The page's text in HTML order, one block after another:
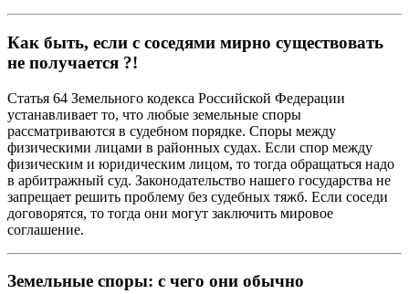
Как быть, если с соседями мирно существовать
не получается ?!
Статья 64 Земельного кодекса Российской Федерации
устанавливает то, что любые земельные споры
рассматриваются в судебном порядке. Споры между
физическими лицами в районных судах. Если спор между
физическим и юридическим лицом, то тогда обращаться надо
в арбитражный суд. Законодательство нашего государства не
запрещает решить проблему без судебных тяжб. Если соседи
договорятся, то тогда они могут заключить мировое
соглашение.
Земельные споры: с чего они обычно